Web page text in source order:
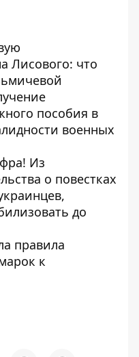
Лисового: что
пособия в
военных
Из
о повестках
до
правила
к